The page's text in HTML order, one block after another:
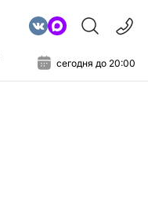
сегодня до 20:00